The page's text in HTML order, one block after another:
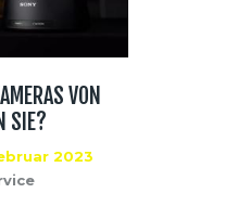
VON
SIE?
2023